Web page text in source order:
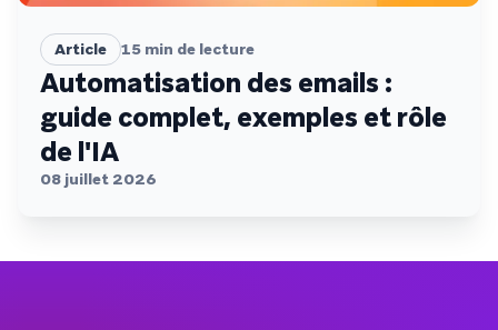
Article 15 min de lecture
Automatisation des emails :
guide complet, exemples et rôle
de l'IA
08 juillet 2026